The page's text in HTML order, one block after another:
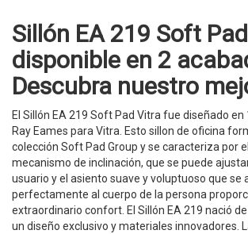
Sillón EA 219 Soft
disponible en 2
Descubra nuestro
El Sillón EA 219 Soft Pad Vitra fue diseñado en
Ray Eames para Vitra. Esto sillon de oficina
colección Soft Pad Group y se caracteriza por
mecanismo de inclinación, que se puede
usuario y el asiento suave y voluptuoso que se
perfectamente al cuerpo de la persona
extraordinario confort. El Sillón EA 219 nació
un diseño exclusivo y materiales innovadores.